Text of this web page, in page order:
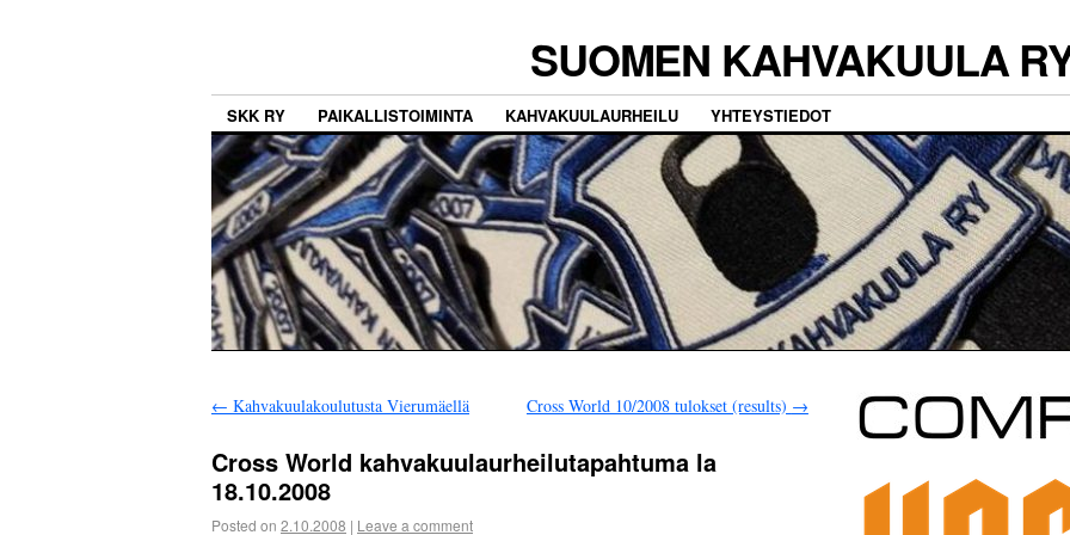
SUOMEN KAHVAKUULA
SKK RY PAIKALLISTOIMINTA KAHVAKUULAURHEILU YHTEYSTIEDOT
← Kahvakuulakoulutusta Vierumäellä Cross World 10/2008 tulokset (results) →
Cross World kahvakuulaurheilutapahtuma la
18.10.2008
Posted on 2.10.2008 | Leave a comment